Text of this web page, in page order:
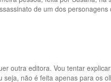
de um dos
outra editora. Vou tentar
não é feita apenas para os